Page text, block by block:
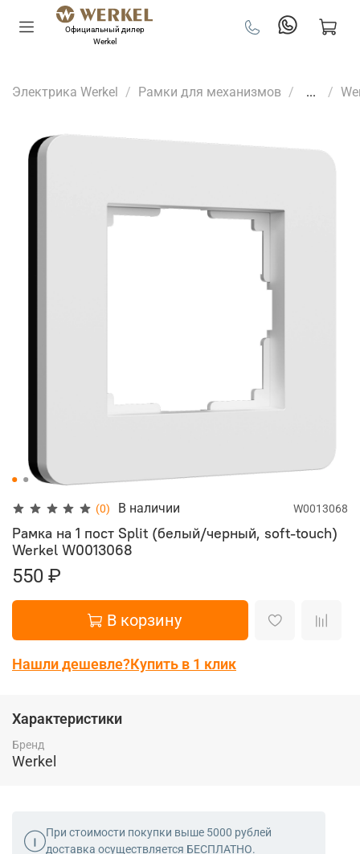
Официальный дилер
Werkel
Электрика Werkel Рамки для механизмов ...
(0) В наличии W0013068
Рамка на 1 пост Split (белый/черный, soft-touch)
Werkel W0013068
550 ₽
В корзину
Нашли дешевле?Купить в 1 клик
Характеристики
Бренд
Werkel
При стоимости покупки выше 5000 рублей
доставка осуществляется БЕСПЛАТНО.